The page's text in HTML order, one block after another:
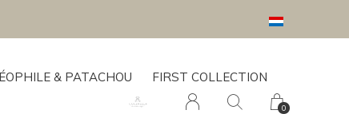
& PATACHOU FIRST COLLECTION
0